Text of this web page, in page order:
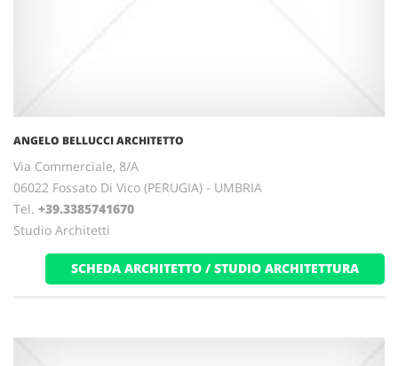
ANGELO BELLUCCI ARCHITETTO
Via Commerciale, 8/A
06022 Fossato Di Vico (PERUGIA) - UMBRIA
Tel. +39.3385741670
Studio Architetti
SCHEDA ARCHITETTO / STUDIO ARCHITETTURA